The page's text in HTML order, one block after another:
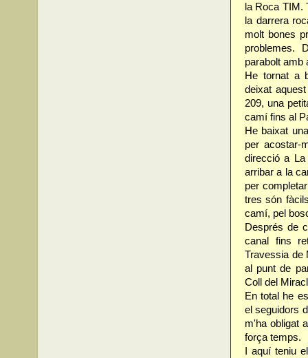
la Roca TIM.
la darrera
molt bones
problemes.
parabolt amb
He tornat a
deixat
209, una
camí fins al
He baixat
per acostar-
direcció a La
arribar a la
per
tres són
camí, pel
Després de
canal fins
Travessia de
al punt de
Coll del
En total he
el seguidors
m'ha obligat
força temps.
I aquí teniu